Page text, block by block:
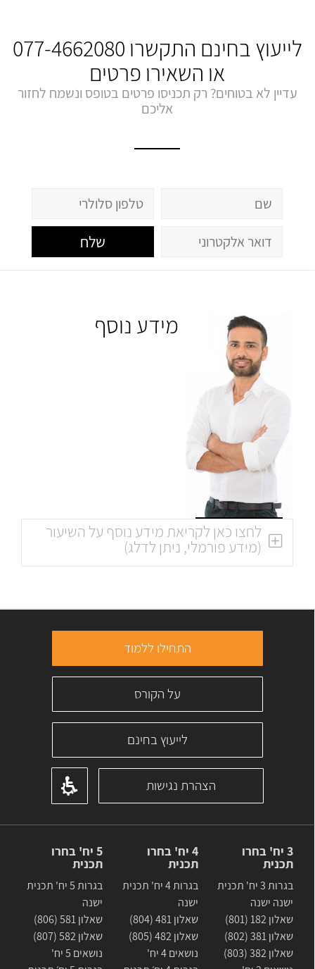
לייעוץ בחינם התקשרו 077-4662080
או השאירו פרטים
עדיין לא בטוחים? רק תכניסו פרטים בטופס ונשמח לחזור
אליכם
שלח
מידע נוסף
לחצו כאן לקריאת מידע נוסף על השיעור
(מידע פורמלי, ניתן לדלג)
התחילו ללמוד
על הקורס
לייעוץ בחינם
הצהרת נגישות
3 יח' בחרו
תכנית
בגרות 3 יח' תכנית
ישנה ישנה
שאלון 182 (801)
שאלון 381 (802)
שאלון 382 (803)
4 יח' בחרו
תכנית
בגרות 4 יח' תכנית
ישנה
שאלון 481 (804)
שאלון 482 (805)
נושאים 4 יח'
5 יח' בחרו
תכנית
בגרות 5 יח' תכנית
ישנה
שאלון 581 (806)
שאלון 582 (807)
נושאים 5 יח'